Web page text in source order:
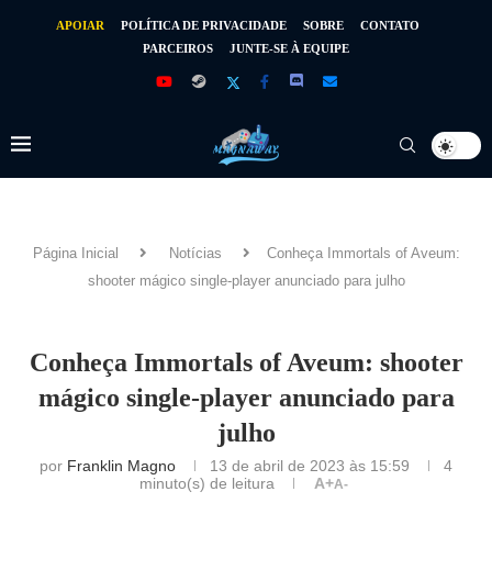
APOIAR POLÍTICA DE PRIVACIDADE SOBRE
CONTATO
PARCEIROS
JUNTE-SE À EQUIPE
Página Inicial Notícias
Conheça Immortals of Aveum:
shooter mágico single-player anunciado para julho
Conheça Immortals of Aveum: shooter
mágico single-player anunciado para
julho
por Franklin Magno 13 de abril de 2023 às 15:59
4
minuto(s) de leitura
A+A-